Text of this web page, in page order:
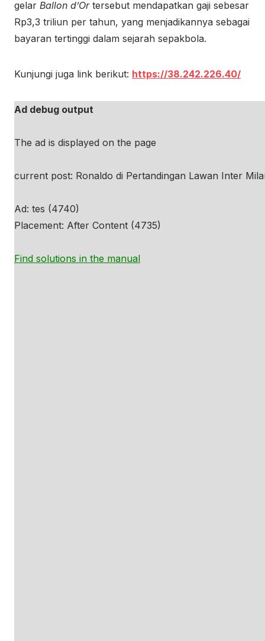
gelar Ballon d’Or tersebut mendapatkan gaji sebesar
Rp3,3 triliun per tahun, yang menjadikannya sebagai
bayaran tertinggi dalam sejarah sepakbola.
Kunjungi juga link berikut: https://38.242.226.40/
Ad debug output
The ad is displayed on the page
current post: Ronaldo di Pertandingan Lawan Inter
Ad: tes (4740)
Placement: After Content (4735)
Find solutions in the manual